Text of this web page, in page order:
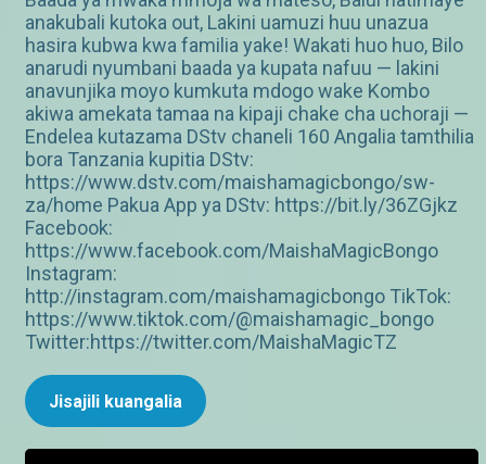
anakubali kutoka out, Lakini uamuzi huu unazua
hasira kubwa kwa familia yake! Wakati huo huo, Bilo
anarudi nyumbani baada ya kupata nafuu — lakini
anavunjika moyo kumkuta mdogo wake Kombo
akiwa amekata tamaa na kipaji chake cha uchoraji —
Endelea kutazama DStv chaneli 160 Angalia tamthilia
bora Tanzania kupitia DStv:
https://www.dstv.com/maishamagicbongo/sw-
za/home Pakua App ya DStv: https://bit.ly/36ZGjkz
Facebook:
https://www.facebook.com/MaishaMagicBongo
Instagram:
http://instagram.com/maishamagicbongo TikTok:
https://www.tiktok.com/@maishamagic_bongo
Twitter:https://twitter.com/MaishaMagicTZ
Jisajili kuangalia